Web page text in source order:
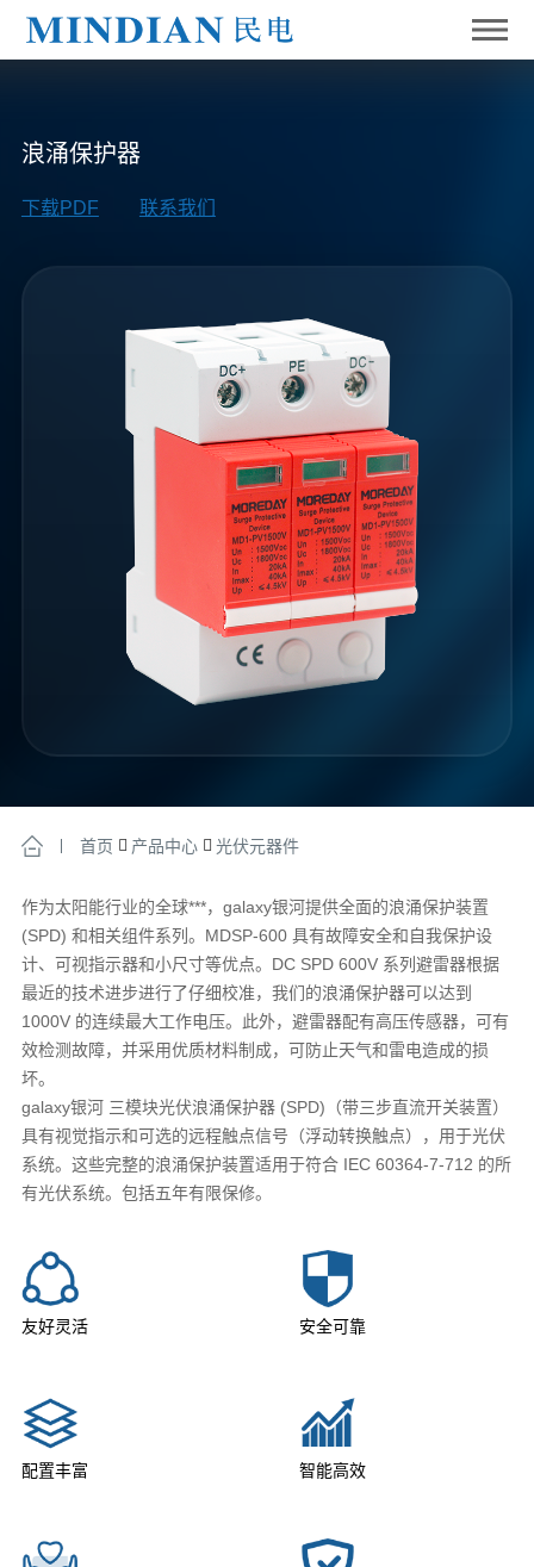
浪涌保护器
下载PDF 联系我们
首页 产品中心 光伏元器件
作为太阳能行业的全球***，galaxy银河提供全面的浪涌保护装置
(SPD) 和相关组件系列。MDSP-600 具有故障安全和自我保护设
计、可视指示器和小尺寸等优点。DC SPD 600V 系列避雷器根据
最近的技术进步进行了仔细校准，我们的浪涌保护器可以达到
1000V 的连续最大工作电压。此外，避雷器配有高压传感器，可有
效检测故障，并采用优质材料制成，可防止天气和雷电造成的损
坏。
galaxy银河 三模块光伏浪涌保护器 (SPD)（带三步直流开关装置）
具有视觉指示和可选的远程触点信号（浮动转换触点），用于光伏
系统。这些完整的浪涌保护装置适用于符合 IEC 60364-7-712 的所
有光伏系统。包括五年有限保修。
友好灵活 安全可靠
配置丰富 智能高效